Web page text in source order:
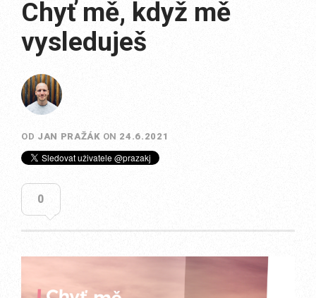
Chyť mě, když mě
vysleduješ
OD JAN PRAŽÁK ON 24.6.2021
0